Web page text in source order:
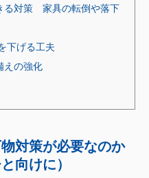
る対策 家具の転倒や落下
下げる工夫
えの強化
対策が必要なのか
向けに）